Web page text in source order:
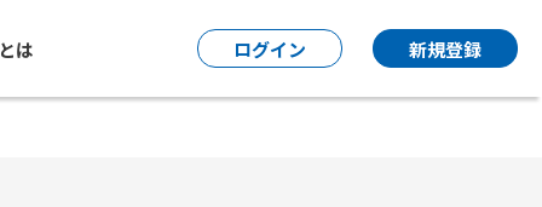
は ログイン 新規登録